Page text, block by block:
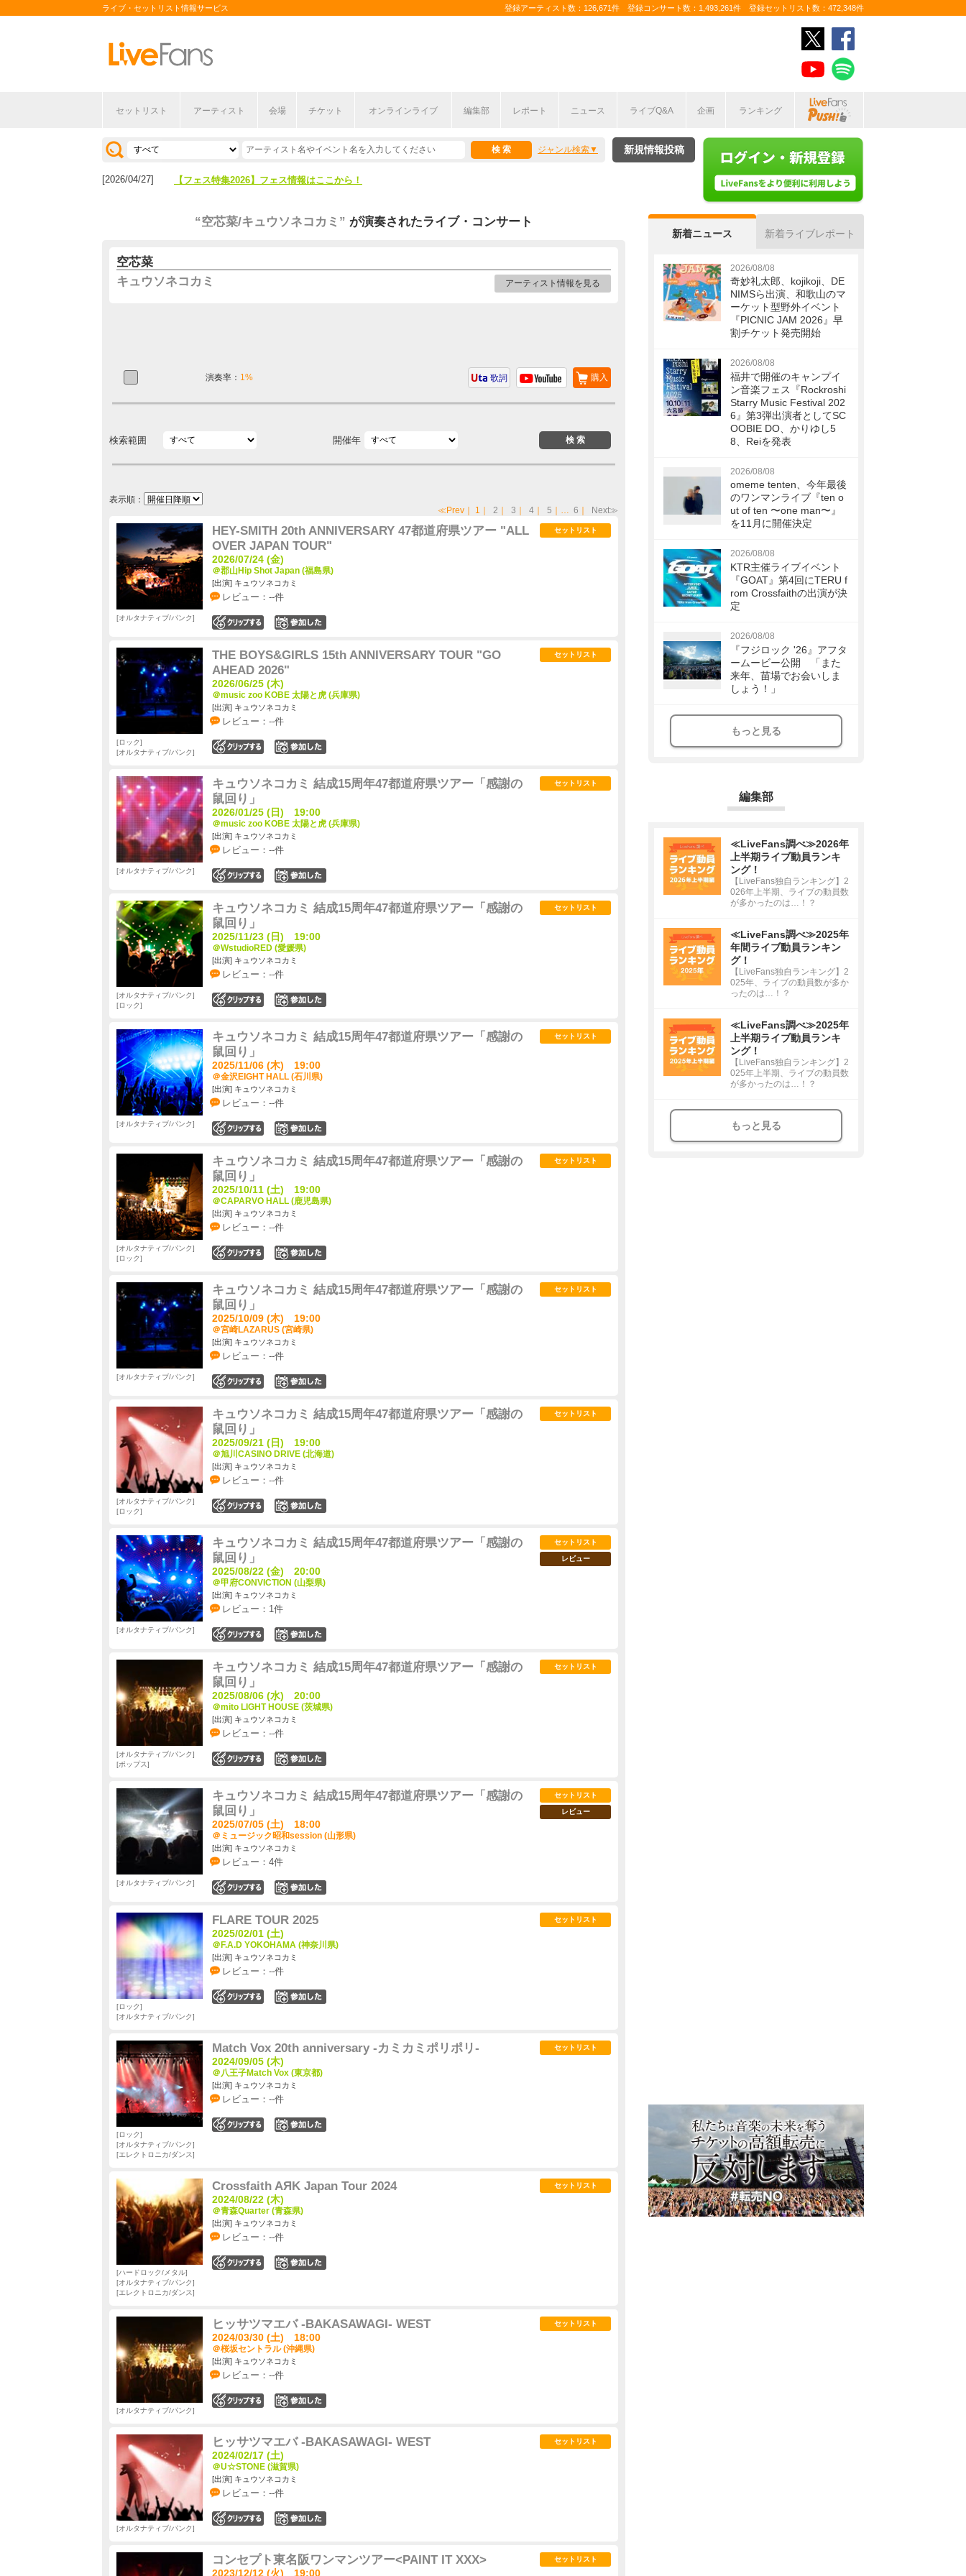
ライブ・セットリスト情報サービス 登録アーティスト数：126,671件 登録コンサート数：1,493,261件 登録セットリスト数：472,348件
セットリスト アーティスト 会場 チケット オンラインライブ 編集部 レポート ニュース ライブQ&A 企画 ランキング
ジャンル検索
[2026/07/28] 【ライブ動員ランキング】2026年上半期編発表！
[2026/04/27] 【フェス特集2026】フェス情報はここから！
新規情報投稿
“空芯菜/キュウソネコカミ” が演奏されたライブ・コンサート
空芯菜
キュウソネコカミ
アーティスト情報を見る
演奏率： 1% 購入
歌詞
検索範囲 開催年
表示順：
≪Prev ｜ 1 ｜ 2 ｜ 3 ｜ 4 ｜ 5 ｜… 6 ｜ Next≫
HEY-SMITH 20th ANNIVERSARY 47都道府県ツアー "ALL
OVER JAPAN TOUR"
2026/07/24 (金)
＠郡山Hip Shot Japan (福島県)
[出演] キュウソネコカミ
レビュー：--件
セットリスト
オルタナティブ/パンク
THE BOYS&GIRLS 15th ANNIVERSARY TOUR "GO
AHEAD 2026"
2026/06/25 (木)
＠music zoo KOBE 太陽と虎 (兵庫県)
[出演] キュウソネコカミ
レビュー：--件
セットリスト
ロック
オルタナティブ/パンク
キュウソネコカミ 結成15周年47都道府県ツアー「感謝の
鼠回り」
2026/01/25 (日) 19:00
＠music zoo KOBE 太陽と虎 (兵庫県)
[出演] キュウソネコカミ
レビュー：--件
セットリスト
オルタナティブ/パンク
キュウソネコカミ 結成15周年47都道府県ツアー「感謝の
鼠回り」
2025/11/23 (日) 19:00
＠WstudioRED (愛媛県)
[出演] キュウソネコカミ
レビュー：--件
セットリスト
オルタナティブ/パンク
ロック
キュウソネコカミ 結成15周年47都道府県ツアー「感謝の
鼠回り」
2025/11/06 (木) 19:00
＠金沢EIGHT HALL (石川県)
[出演] キュウソネコカミ
レビュー：--件
セットリスト
オルタナティブ/パンク
キュウソネコカミ 結成15周年47都道府県ツアー「感謝の
鼠回り」
2025/10/11 (土) 19:00
＠CAPARVO HALL (鹿児島県)
[出演] キュウソネコカミ
レビュー：--件
セットリスト
オルタナティブ/パンク
ロック
キュウソネコカミ 結成15周年47都道府県ツアー「感謝の
鼠回り」
2025/10/09 (木) 19:00
＠宮崎LAZARUS (宮崎県)
[出演] キュウソネコカミ
レビュー：--件
セットリスト
オルタナティブ/パンク
キュウソネコカミ 結成15周年47都道府県ツアー「感謝の
鼠回り」
2025/09/21 (日) 19:00
＠旭川CASINO DRIVE (北海道)
[出演] キュウソネコカミ
レビュー：--件
セットリスト
オルタナティブ/パンク
ロック
キュウソネコカミ 結成15周年47都道府県ツアー「感謝の
鼠回り」
2025/08/22 (金) 20:00
＠甲府CONVICTION (山梨県)
[出演] キュウソネコカミ
レビュー：1件
セットリスト
レビュー
オルタナティブ/パンク
キュウソネコカミ 結成15周年47都道府県ツアー「感謝の
鼠回り」
2025/08/06 (水) 20:00
＠mito LIGHT HOUSE (茨城県)
[出演] キュウソネコカミ
レビュー：--件
セットリスト
オルタナティブ/パンク
ポップス
キュウソネコカミ 結成15周年47都道府県ツアー「感謝の
鼠回り」
2025/07/05 (土) 18:00
＠ミュージック昭和session (山形県)
[出演] キュウソネコカミ
レビュー：4件
セットリスト
レビュー
オルタナティブ/パンク
FLARE TOUR 2025
2025/02/01 (土)
＠F.A.D YOKOHAMA (神奈川県)
[出演] キュウソネコカミ
レビュー：--件
セットリスト
ロック
オルタナティブ/パンク
Match Vox 20th anniversary -カミカミポリポリ-
2024/09/05 (木)
＠八王子Match Vox (東京都)
[出演] キュウソネコカミ
レビュー：--件
セットリスト
ロック
オルタナティブ/パンク
エレクトロニカ/ダンス
Crossfaith AЯK Japan Tour 2024
2024/08/22 (木)
＠青森Quarter (青森県)
[出演] キュウソネコカミ
レビュー：--件
セットリスト
ハードロック/メタル
オルタナティブ/パンク
エレクトロニカ/ダンス
ヒッサツマエバ -BAKASAWAGI- WEST
2024/03/30 (土) 18:00
＠桜坂セントラル (沖縄県)
[出演] キュウソネコカミ
レビュー：--件
セットリスト
オルタナティブ/パンク
ヒッサツマエバ -BAKASAWAGI- WEST
2024/02/17 (土)
＠U☆STONE (滋賀県)
[出演] キュウソネコカミ
レビュー：--件
セットリスト
オルタナティブ/パンク
コンセプト東名阪ワンマンツアー<PAINT IT XXX>
2023/12/12 (火) 19:00
セットリスト
新着ニュース 新着ライブレポート
2026/08/08
奇妙礼太郎、kojikoji、DE
NIMSら出演、和歌山のマ
ーケット型野外イベント
『PICNIC JAM 2026』早
割チケット発売開始
2026/08/08
福井で開催のキャンプイ
ン音楽フェス『Rockroshi
Starry Music Festival 202
6』第3弾出演者としてSC
OOBIE DO、かりゆし5
8、Reiを発表
2026/08/08
omeme tenten、今年最後
のワンマンライブ『ten o
ut of ten 〜one man〜』
を11月に開催決定
2026/08/08
KTR主催ライブイベント
『GOAT』第4回にTERU f
rom Crossfaithの出演が決
定
2026/08/08
『フジロック '26』アフタ
ームービー公開 「また
来年、苗場でお会いしま
しょう！」
もっと見る
編集部
≪LiveFans調べ≫2026年
上半期ライブ動員ランキ
ング！
【LiveFans独自ランキング】2
026年上半期、ライブの動員数
が多かったのは…！？
≪LiveFans調べ≫2025年
年間ライブ動員ランキン
グ！
【LiveFans独自ランキング】2
025年、ライブの動員数が多か
ったのは…！？
≪LiveFans調べ≫2025年
上半期ライブ動員ランキ
ング！
【LiveFans独自ランキング】2
025年上半期、ライブの動員数
が多かったのは…！？
もっと見る